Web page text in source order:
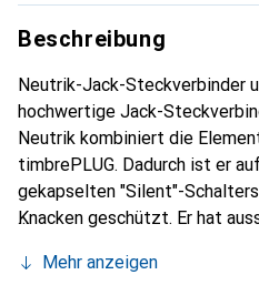
Beschreibung
Neutrik-Jack-Steckverbinder
hochwertige Jack-
Neutrik kombiniert die
timbrePLUG. Dadurch ist er
gekapselten "Silent"-
Knacken geschützt. Er hat
in vier Schritten ermöglicht.
Mehr anzeigen